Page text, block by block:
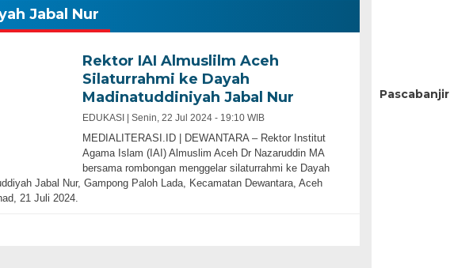
Jabal Nur
Rektor IAI Almuslilm Aceh
Silaturrahmi ke Dayah
Madinatuddiniyah Jabal Nur
EDUKASI | Senin, 22 Jul 2024 - 19:10 WIB
MEDIALITERASI.ID | DEWANTARA – Rektor Institut
Agama Islam (IAI) Almuslim Aceh Dr Nazaruddin MA
bersama rombongan menggelar silaturrahmi ke Dayah
Jabal Nur, Gampong Paloh Lada, Kecamatan Dewantara, Aceh
21 Juli 2024.
Pascabanjir